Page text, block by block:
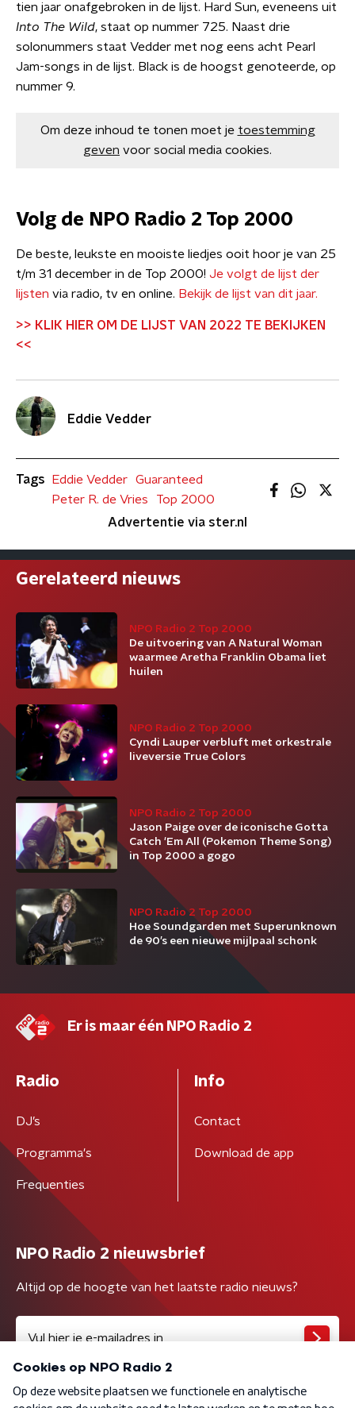
tien jaar onafgebroken in de lijst. Hard Sun, eveneens uit
Into The Wild, staat op nummer 725. Naast drie
solonummers staat Vedder met nog eens acht Pearl
Jam-songs in de lijst. Black is de hoogst genoteerde, op
nummer 9.
Om deze inhoud te tonen moet je toestemming
geven voor social media cookies.
Volg de NPO Radio 2 Top 2000
De beste, leukste en mooiste liedjes ooit hoor je van 25
t/m 31 december in de Top 2000! Je volgt de lijst der
lijsten via radio, tv en online. Bekijk de lijst van dit jaar.
>> KLIK HIER OM DE LIJST VAN 2022 TE BEKIJKEN
<<
Eddie Vedder
Tags Eddie Vedder
Guaranteed
Peter R. de Vries
Top 2000
Advertentie via ster.nl
Gerelateerd nieuws
NPO Radio 2 Top 2000
De uitvoering van A Natural Woman
waarmee Aretha Franklin Obama liet
huilen
NPO Radio 2 Top 2000
Cyndi Lauper verbluft met orkestrale
liveversie True Colors
NPO Radio 2 Top 2000
Jason Paige over de iconische Gotta
Catch 'Em All (Pokemon Theme Song)
in Top 2000 a gogo
NPO Radio 2 Top 2000
Hoe Soundgarden met Superunknown
de 90’s een nieuwe mijlpaal schonk
Er is maar één NPO Radio 2
Radio
DJ’s
Programma's
Frequenties
Info
Contact
Download de app
NPO Radio 2 nieuwsbrief
Altijd op de hoogte van het laatste radio nieuws?